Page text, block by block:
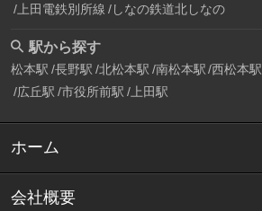
上田電鉄別所線 しなの鉄道北しなの
駅から探す
松本駅 長野駅 北松本駅 南松本駅 西松本駅
広丘駅 市役所前駅 上田駅
ホーム
会社概要